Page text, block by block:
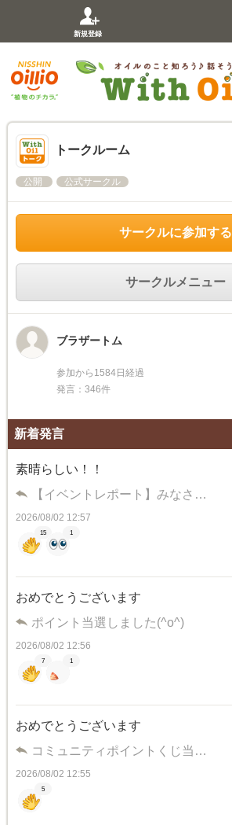
新規登録
トークルーム
公開 公式サークル
サークルに参加する
サークルメニュー
ブラザートム
参加から1584日経過
発言：346件
新着発言
素晴らしい！！
【イベントレポート】みなさ…
2026/08/02 12:57
15 1
おめでとうございます
ポイント当選しました(^o^)
2026/08/02 12:56
7 1
おめでとうございます
コミュニティポイントくじ当…
2026/08/02 12:55
5